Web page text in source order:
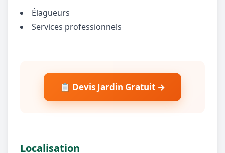
Élagueurs
Services professionnels
📋 Devis Jardin Gratuit →
Localisation